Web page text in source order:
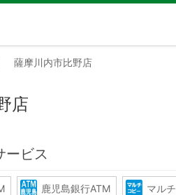
薩摩川内市比野店
店
ービス
鹿児島銀行ATM マル